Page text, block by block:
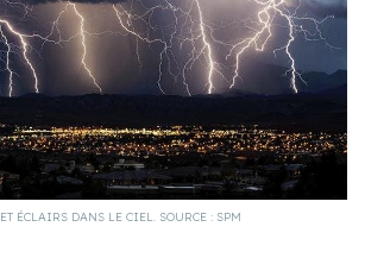
ÉCLAIRS DANS LE CIEL. SOURCE : SPM